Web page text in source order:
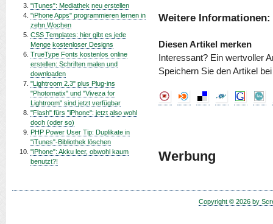
"iTunes": Mediathek neu erstellen
"iPhone Apps" programmieren lernen in
zehn Wochen
CSS Templates: hier gibt es jede
Menge kostenloser Designs
TrueType Fonts kostenlos online
erstellen: Schriften malen und
downloaden
"Lightroom 2.3" plus Plug-ins
"Photomatix" und "Viveza for
Lightroom" sind jetzt verfügbar
"Flash" fürs "iPhone": jetzt also wohl
doch (oder so)
PHP Power User Tip: Duplikate in
"iTunes"-Bibliothek löschen
"iPhone": Akku leer, obwohl kaum
benutzt?!
Weitere Informationen:
Diesen Artikel merken
Interessant? Ein wertvoller
Speichern Sie den Artikel
Werbung
Copyright © 2026 by